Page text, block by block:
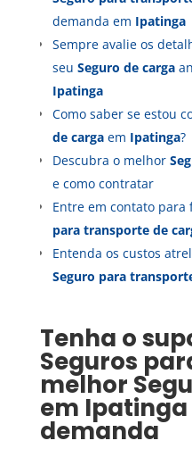
demanda em Ipatinga
Sempre avalie os
seu Seguro de carga
Ipatinga
Como saber se estou
de cargaem Ipatinga?
Descubra o melhor
e como contratar
Entre em contato para
para transporte de
Entenda os custos
Seguro para
Tenha o
Seguros
melhor
em Ipatinga
demanda